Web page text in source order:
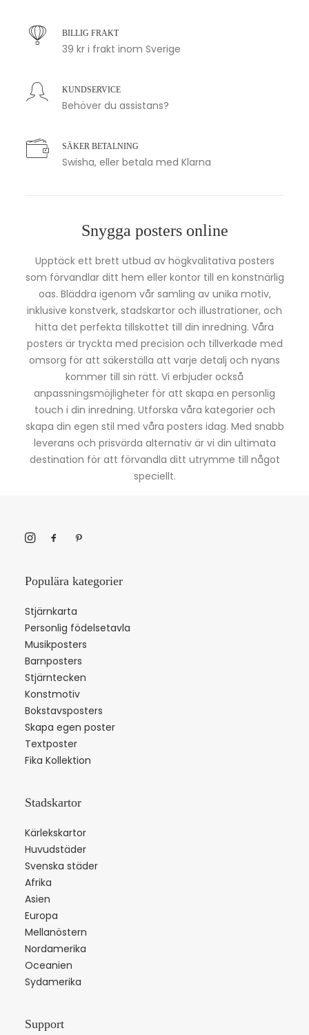
BILLIG FRAKT
39 kr i frakt inom Sverige
KUNDSERVICE
Behöver du assistans?
SÄKER BETALNING
Swisha, eller betala med Klarna
Snygga posters online
Upptäck ett brett utbud av högkvalitativa posters
som förvandlar ditt hem eller kontor till en konstnärlig
oas. Bläddra igenom vår samling av unika motiv,
inklusive konstverk, stadskartor och illustrationer, och
hitta det perfekta tillskottet till din inredning. Våra
posters är tryckta med precision och tillverkade med
omsorg för att säkerställa att varje detalj och nyans
kommer till sin rätt. Vi erbjuder också
anpassningsmöjligheter för att skapa en personlig
touch i din inredning. Utforska våra kategorier och
skapa din egen stil med våra posters idag. Med snabb
leverans och prisvärda alternativ är vi din ultimata
destination för att förvandla ditt utrymme till något
speciellt.
Populära kategorier
Stjärnkarta
Personlig födelsetavla
Musikposters
Barnposters
Stjärntecken
Konstmotiv
Bokstavsposters
Skapa egen poster
Textposter
Fika Kollektion
Stadskartor
Kärlekskartor
Huvudstäder
Svenska städer
Afrika
Asien
Europa
Mellanöstern
Nordamerika
Oceanien
Sydamerika
Support